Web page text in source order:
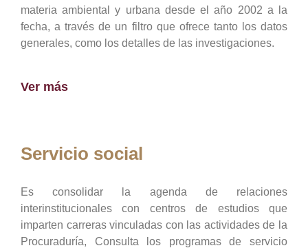
materia ambiental y urbana desde el año 2002 a la
fecha, a través de un filtro que ofrece tanto los datos
generales, como los detalles de las investigaciones.
Ver más
Servicio social
Es consolidar la agenda de relaciones
interinstitucionales con centros de estudios que
imparten carreras vinculadas con las actividades de la
Procuraduría, Consulta los programas de servicio